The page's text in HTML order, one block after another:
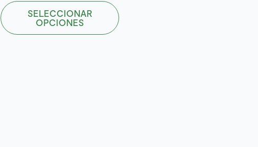
SELECCIONAR
OPCIONES
Este
producto
tiene